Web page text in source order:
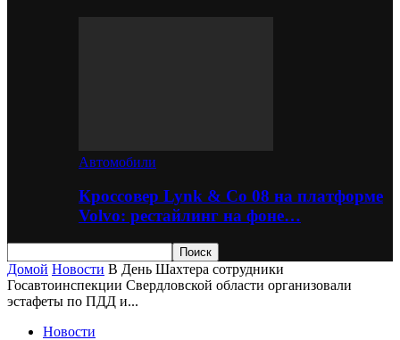
Автомобили
Кроссовер Lynk & Co 08 на платформе
Volvo: рестайлинг на фоне…
Домой Новости В День Шахтера сотрудники
Госавтоинспекции Свердловской области организовали
эстафеты по ПДД и...
Новости